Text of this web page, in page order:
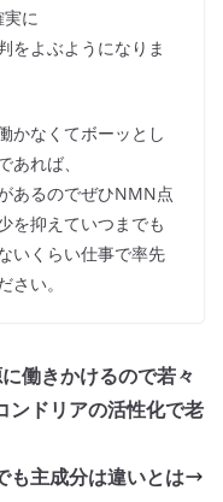
に
をよぶようになりま
かなくてボーッとし
れば、
あるのでぜひNMN点
を抑えていつまでも
いくらい仕事で率先
い。
働きかけるので若々
ンドリアの活性化で老
も主成分は違いとは